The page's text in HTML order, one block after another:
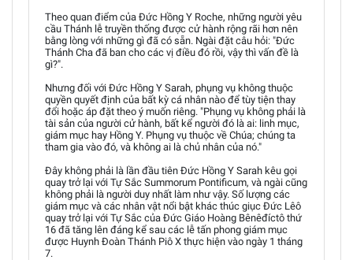
Theo quan điểm của Đức Hồng Y Roche, những người yêu
cầu Thánh lễ truyền thống được cử hành rộng rãi hơn nên
bằng lòng với những gì đã có sẵn. Ngài đặt câu hỏi: "Đức
Thánh Cha đã ban cho các vị điều đó rồi, vậy thì vấn đề là
gì?".
Nhưng đối với Đức Hồng Y Sarah, phụng vụ không thuộc
quyền quyết định của bất kỳ cá nhân nào để tùy tiện thay
đổi hoặc áp đặt theo ý muốn riêng. "Phụng vụ không phải là
tài sản của người cử hành, bất kể người đó là ai: linh mục,
giám mục hay Hồng Y. Phụng vụ thuộc về Chúa; chúng ta
tham gia vào đó, và không ai là chủ nhân của nó."
Đây không phải là lần đầu tiên Đức Hồng Y Sarah kêu gọi
quay trở lại với Tự Sắc Summorum Pontificum, và ngài cũng
không phải là người duy nhất làm như vậy. Số lượng các
giám mục và các nhân vật nổi bật khác thúc giục Đức Lêô
quay trở lại với Tự Sắc của Đức Giáo Hoàng Bênêđíctô thứ
16 đã tăng lên đáng kể sau các lễ tấn phong giám mục
được Huynh Đoàn Thánh Piô X thực hiện vào ngày 1 tháng
7.